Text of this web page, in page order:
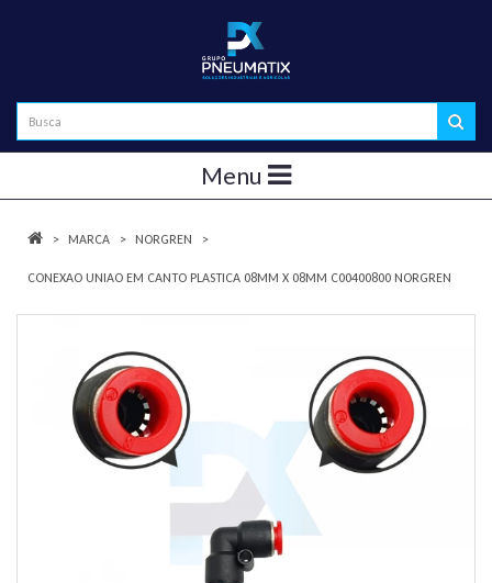
Menu
MARCA NORGREN
CONEXAO UNIAO EM CANTO PLASTICA 08MM X 08MM C00400800 NORGREN